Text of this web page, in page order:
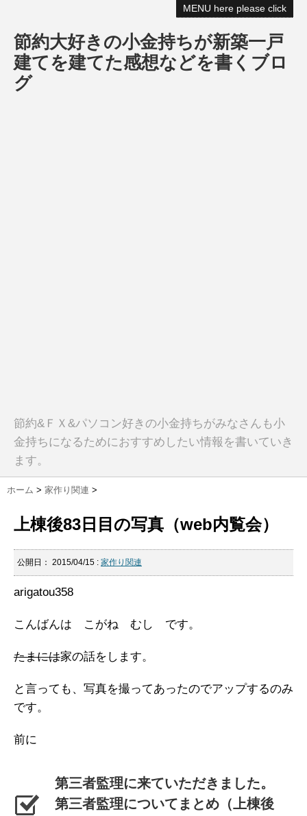
MENU here please click
節約大好きの小金持ちが新築一戸
建てを建てた感想などを書くブロ
グ
節約&ＦＸ&パソコン好きの小金持ちがみなさんも小
金持ちになるためにおすすめしたい情報を書いていき
ます。
ホーム > 家作り関連 >
上棟後83日目の写真（web内覧会）
公開日： 2015/04/15 : 家作り関連
arigatou358
こんばんは こがね むし です。
たまには家の話をします。
と言っても、写真を撮ってあったのでアップするのみ
です。
前に
第三者監理に来ていただきました。
第三者監理についてまとめ（上棟後